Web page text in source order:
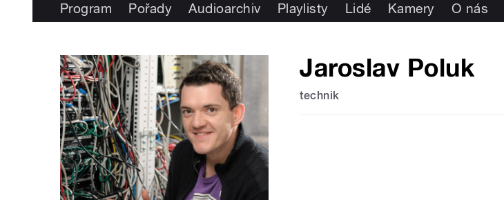
Program Pořady Audioarchiv Playlisty Lidé Kamery O nás
Jaroslav Poluk
technik